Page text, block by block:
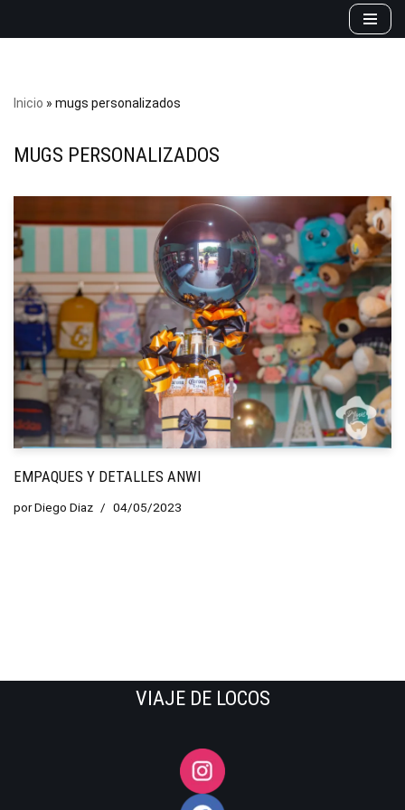
Inicio » mugs personalizados
MUGS PERSONALIZADOS
EMPAQUES Y DETALLES ANWI
porDiego Diaz 04/05/2023
VIAJE DE LOCOS